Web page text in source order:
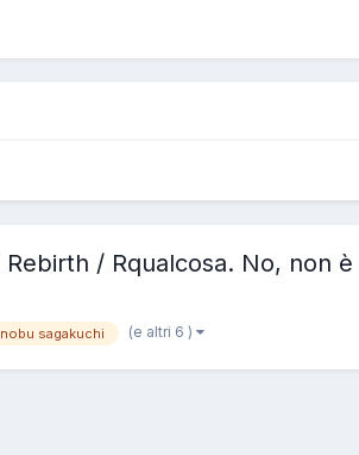
/ Rqualcosa. No, non
sagakuchi (e altri 6 )